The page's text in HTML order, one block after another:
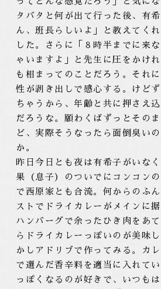
タバタと何が出て行った後、有
ん、班長らしいよ」と教えてく
した。さらに「８時半までに来
ゃいますよ」と先生に圧をかけ
も相まってのことだろう。それ
性が剥き出しで感心する。けど
ちゃうから、年齢と共に押さえ
だろうな。願わくばずっとその
ど、実際そうなったら面倒臭い
か。
昨日今日とも夜は有希子がいな
果（息子）のついでにコンコン
で西原家とも合流。何からのふ
ストでドライカレーがメインに
ハンバーグで余ったひき肉をあ
らドライカレーっぽいのが美味
かしアドリブで作ってみる。カ
で選んだ香辛料を適当に入れて
っぽくなるのが好きで、いつも